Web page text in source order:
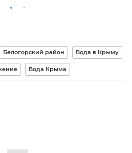
Белогорский район Вода в Крыму
Вода Крыма